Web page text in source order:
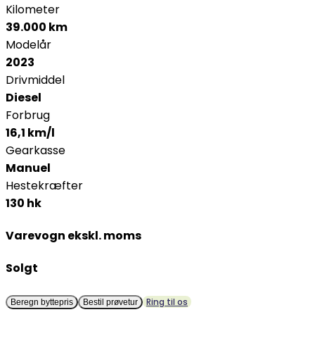
Kilometer
39.000 km
Modelår
2023
Drivmiddel
Diesel
Forbrug
16,1 km/l
Gearkasse
Manuel
Hestekræfter
130 hk
Varevogn ekskl. moms
Solgt
Beregn byttepris Bestil prøvetur Ring til os